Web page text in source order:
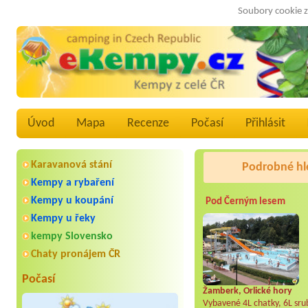
Soubory cookie
Úvod Mapa Recenze Počasí Přihlásit
Karavanová stání
Kempy a rybaření
Kempy u koupání
Kempy u řeky
kempy Slovensko
Chaty pronájem ČR
Počasí
Podrobné
Pod Černým lesem
Žamberk, Orlické hory
Vybavené 4L chatky, 6L